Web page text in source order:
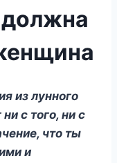
должна
из лунного
с того, ни с
что ты
и